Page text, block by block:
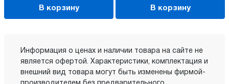
В корзину В корзину
Информация о ценах и наличии товара на сайте не
является офертой. Характеристики, комплектация и
внешний вид товара могут быть изменены фирмой-